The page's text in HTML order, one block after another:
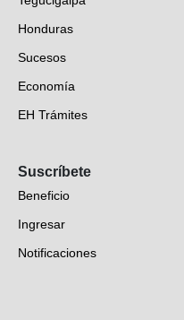
Honduras
Sucesos
Economía
EH Trámites
EH Verifica
Fotogalerías
Deportes
Videos
Suscríbete
Beneficio
Ingresar
Notificaciones